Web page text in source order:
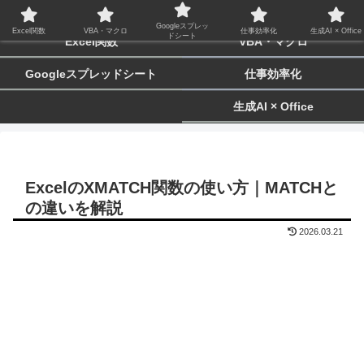
biz-tactics
Excel関数 VBA・マクロ
Googleスプレッドシート 仕事効率化
生成AI × Office
ExcelのXMATCH関数の使い方｜MATCHと
の違いを解説
2026.03.21
Excel関数 VBA・マクロ
Googleスプレッ
ドシート
仕事効率化 生成AI × Office